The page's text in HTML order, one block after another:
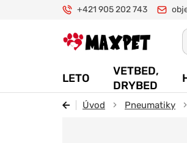
+421 905 202 743
LETO
VETBED,
DRYBED
Úvod Pneumatiky